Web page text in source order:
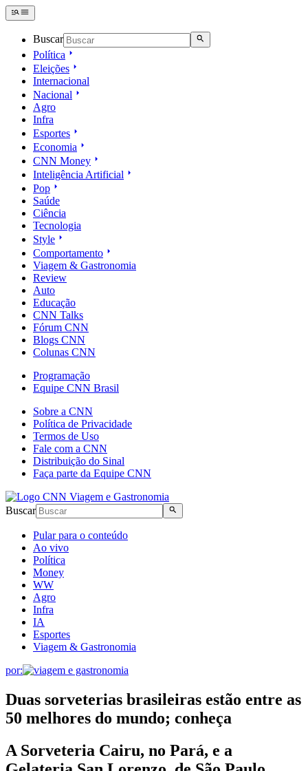
Buscar
Política
Eleições
Internacional
Nacional
Agro
Infra
Esportes
Economia
CNN Money
Inteligência Artificial
Pop
Saúde
Ciência
Tecnologia
Style
Comportamento
Viagem & Gastronomia
Review
Auto
Educação
CNN Talks
Fórum CNN
Blogs CNN
Colunas CNN
Programação
Equipe CNN Brasil
Sobre a CNN
Política de Privacidade
Termos de Uso
Fale com a CNN
Distribuição do Sinal
Faça parte da Equipe CNN
Buscar
Pular para o conteúdo
Ao vivo
Política
Money
WW
Agro
Infra
IA
Esportes
Viagem & Gastronomia
por:
Duas sorveterias brasileiras estão entre as
50 melhores do mundo; conheça
A Sorveteria Cairu, no Pará, e a